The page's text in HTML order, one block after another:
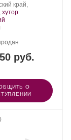
винограда:
край,
хутор
руб.
О